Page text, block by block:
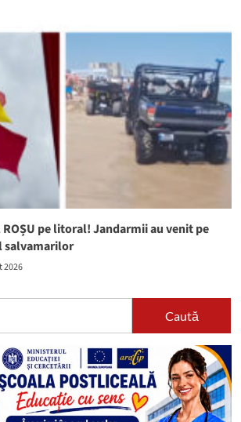
ROȘU pe litoral! Jandarmii au venit pe
salvamarilor
2026